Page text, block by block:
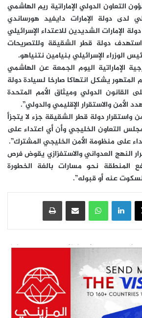
التعاون الدولي الإماراتية ريم الهاشمي
لدى دولة الإمارات دايفيد هورساندي
الإمارات الشديدين للاعتداء الإسرائيلي
استهدف دولة قطر الشقيقة وللتصريحات
الوزراء الإسرائيلي بنيامين نتنياهو.
الإماراتية اليوم الجمعة عن الهاشمي
المتهور يشكل انتهاكا صارخا لسيادة دولة
القانون الدولي وميثاق الأمم المتحدة
الأمن والاستقرار الإقليمي والدولي”.
واستقرار دولة قطر الشقيقة جزء لا يتجزأ
التعاون الخليجي وأن أي اعتداء على
على منظومة الأمن الخليجي المشترك”.
النهج العدواني والاستفزازي يقوض فرص
المنطقة نحو مسارات بالغة الخطورة
عنه أو قبوله”.
‫X لينكدإنواتساب مشاركة عبر البريد طباعة